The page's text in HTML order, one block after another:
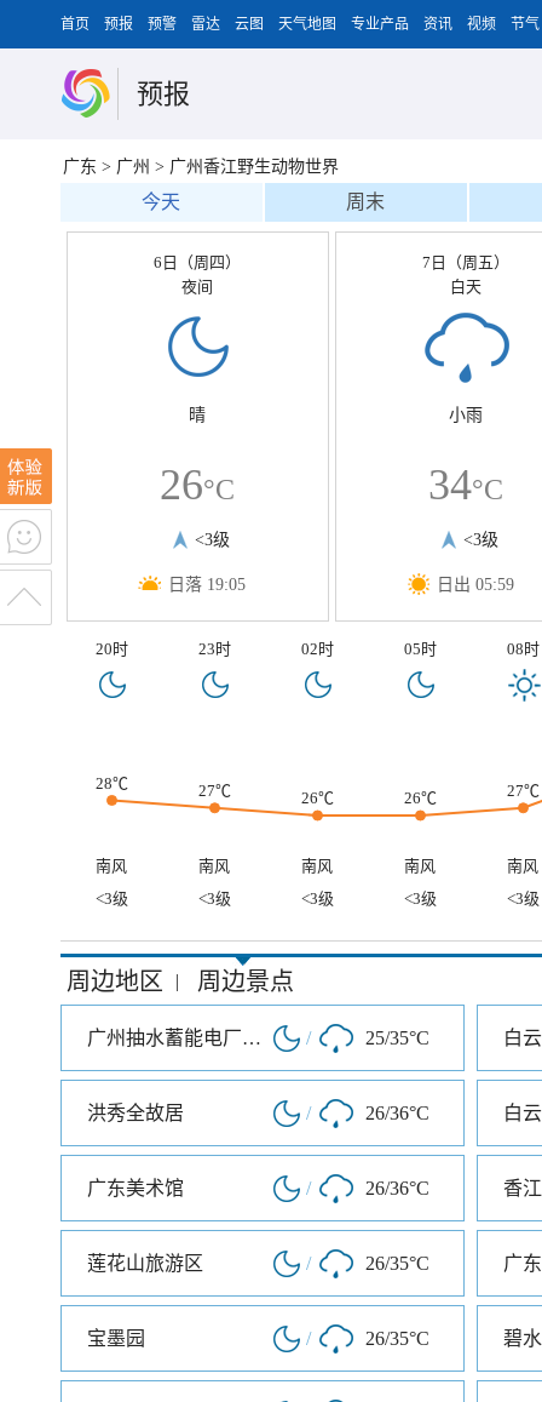
首页 预报 预警 雷达 云图 天气地图 专业产品 资讯 视频 节气
预报
广东 > 广州 > 广州香江野生动物世界
今天 周末
6日（周四）
夜间
晴
26°C
<3级
日落 19:05
7日（周五）
白天
小雨
34°C
<3级
日出 05:59
20时 23时 02时 05时 08时
28℃ 27℃ 26℃ 26℃ 27℃
南风 南风 南风 南风
南风
<3级
<3级 <3级 <3级 <3级
周边地区 | 周边景点
广州抽水蓄能电厂旅游度假区 / 25/35°C 白
洪秀全故居 / 26/36°C 白
广东美术馆 / 26/36°C 香
莲花山旅游区 / 26/35°C 广
宝墨园 / 26/35°C 碧